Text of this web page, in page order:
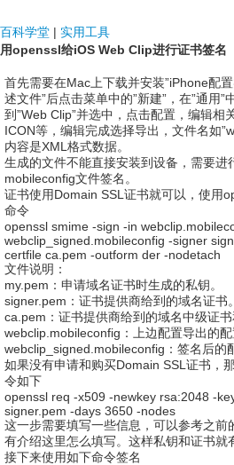
百科学堂 | 实用工具
用openssl给iOS Web Clip进行证书签名
首先需要在Mac上下载并安装”iPhone配
述文件”后点击菜单中的”新建”，在”通用
到”Web Clip”并选中，点击配置，编辑相
ICON等，编辑完成选择导出，文件名如
内容是XML格式数据。
生成的文件不能直接安装到设备，需要进
mobileconfig文件签名。
证书使用Domain SSL证书就可以，使用
命令
openssl smime -sign -in
webclip_signed.mobileconfig -signer
certfile ca.pem -outform der -nodetach
文件说明：
my.pem：申请域名证书时生成的私钥。
signer.pem：证书提供商给到的域名证书。
ca.pem：证书提供商给到的域名中级证书
webclip.mobileconfig：上边配置导出的配
webclip_signed.mobileconfig：签名后的
如果没有申请和购买Domain SSL证书，
令如下
openssl req -x509 -newkey rsa:2048 -
signer.pem -days 3650 -nodes
这一步需要填写一些信息，可以参考之前
有介绍这里怎么填写。这样私钥和证书就
接下来使用如下命令签名